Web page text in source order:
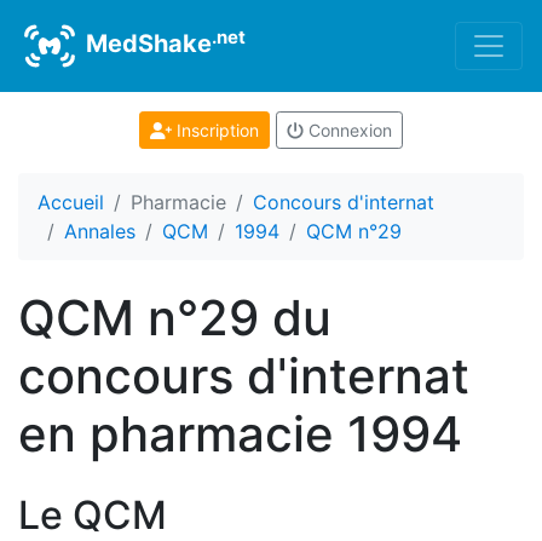
MedShake.net
Inscription Connexion
Accueil Pharmacie
Concours d'internat
Annales
QCM 1994 QCM n°29
QCM n°29 du
concours d'internat
en pharmacie 1994
Le QCM